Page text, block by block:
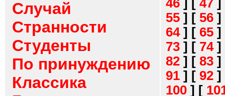
Случай
Странности
Студенты
По принуждению
Классика
46 ] [ 47 ]
55 ] [ 56 ]
64] [ 65 ]
73 ] [ 74]
82 ] [ 83 ]
91 ] [ 92 ]
100 ] [